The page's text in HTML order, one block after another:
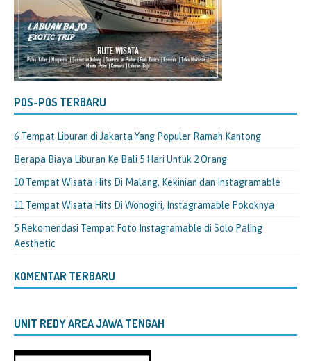
POS-POS TERBARU
6 Tempat Liburan di Jakarta Yang Populer Ramah Kantong
Berapa Biaya Liburan Ke Bali 5 Hari Untuk 2 Orang
10 Tempat Wisata Hits Di Malang, Kekinian dan Instagramable
11 Tempat Wisata Hits Di Wonogiri, Instagramable Pokoknya
5 Rekomendasi Tempat Foto Instagramable di Solo Paling
Aesthetic
KOMENTAR TERBARU
UNIT REDY AREA JAWA TENGAH